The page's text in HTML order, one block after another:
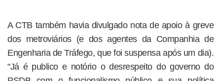
A CTB também havia divulgado nota de apoio à greve
dos metroviários (e dos agentes da Companhia de
Engenharia de Tráfego, que foi suspensa após um dia).
"Já é publico e notório o desrespeito do governo do